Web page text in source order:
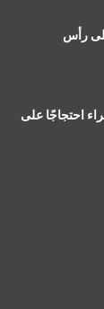
رأس
احتجاجًا على